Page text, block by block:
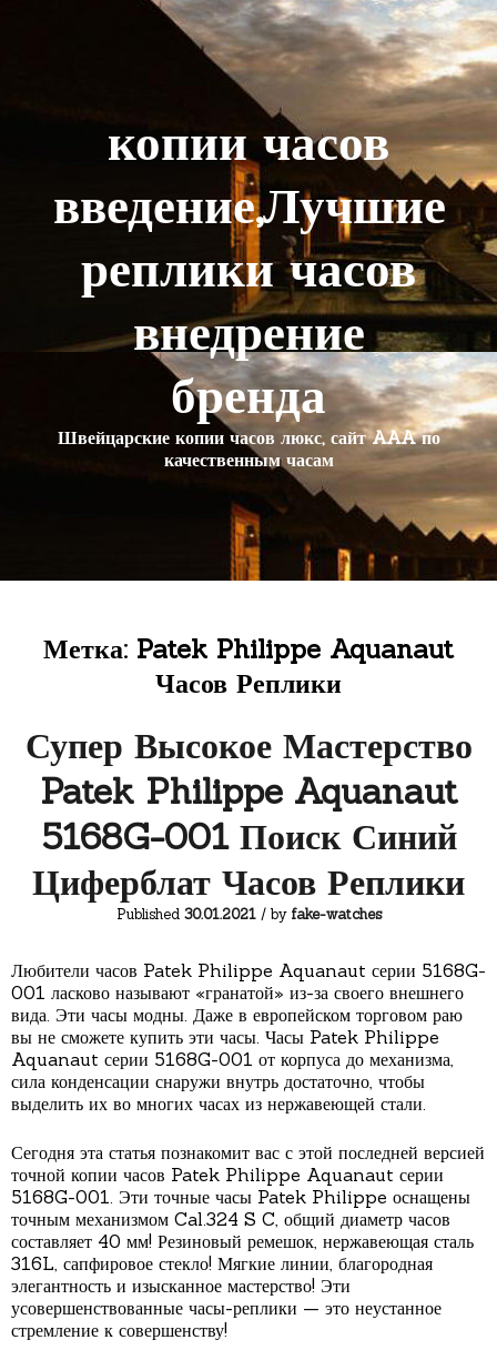
копии часов
введение,Лучшие
реплики часов
внедрение
бренда
Швейцарские копии часов люкс, сайт AAA по
качественным часам
Метка: Patek Philippe Aquanaut
Часов Реплики
Супер Высокое Мастерство
Patek Philippe Aquanaut
5168G-001 Поиск Синий
Циферблат Часов Реплики
Published 30.01.2021/ by fake-watches
Любители часов Patek Philippe Aquanaut серии 5168G-
001 ласково называют «гранатой» из-за своего внешнего
вида. Эти часы модны. Даже в европейском торговом раю
вы не сможете купить эти часы. Часы Patek Philippe
Aquanaut серии 5168G-001 от корпуса до механизма,
сила конденсации снаружи внутрь достаточно, чтобы
выделить их во многих часах из нержавеющей стали.
Сегодня эта статья познакомит вас с этой последней версией
точной копии часов Patek Philippe Aquanaut серии
5168G-001. Эти точные часы Patek Philippe оснащены
точным механизмом Cal.324 S C, общий диаметр часов
составляет 40 мм! Резиновый ремешок, нержавеющая сталь
316L, сапфировое стекло! Мягкие линии, благородная
элегантность и изысканное мастерство! Эти
усовершенствованные часы-реплики — это неустанное
стремление к совершенству!